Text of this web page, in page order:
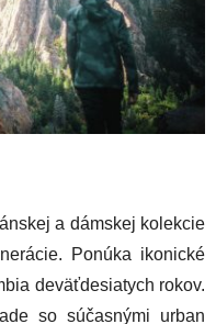
a dámskej kolekcie
Ponúka ikonické
deväťdesiatych rokov.
so súčasnými urban